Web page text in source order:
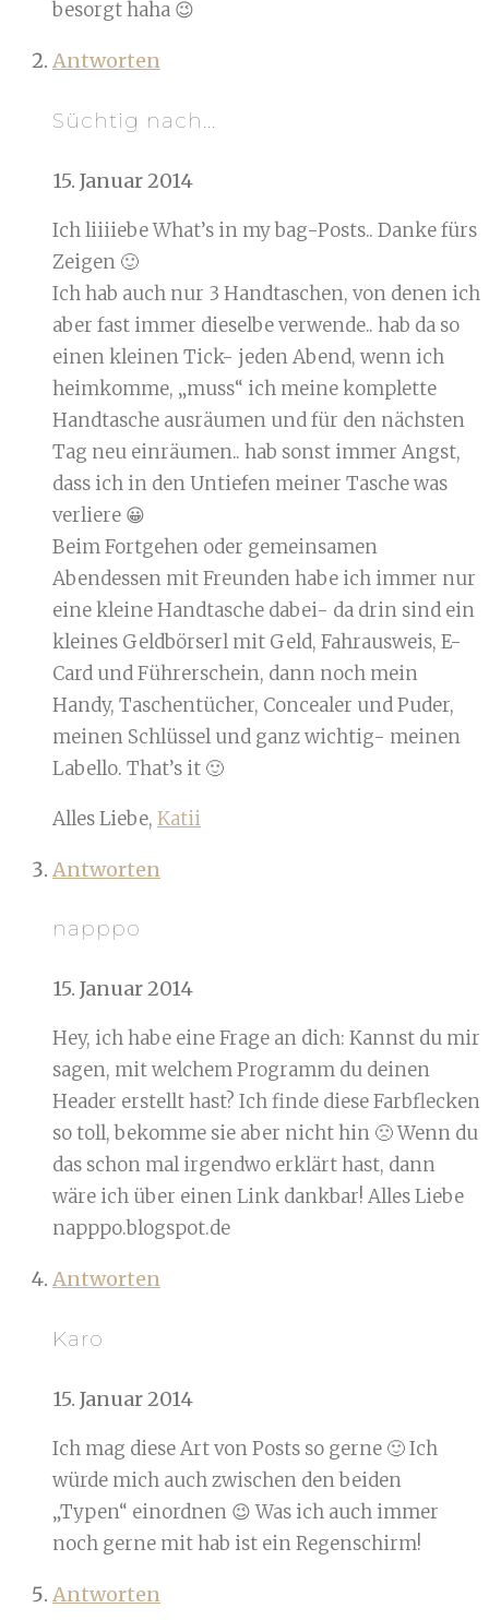
besorgt haha 😉
Antworten
Süchtig nach...
15. Januar 2014
Ich liiiiebe What’s in my bag-Posts.. Danke fürs
Zeigen 🙂
Ich hab auch nur 3 Handtaschen, von denen ich
aber fast immer dieselbe verwende.. hab da so
einen kleinen Tick- jeden Abend, wenn ich
heimkomme, „muss“ ich meine komplette
Handtasche ausräumen und für den nächsten
Tag neu einräumen.. hab sonst immer Angst,
dass ich in den Untiefen meiner Tasche was
verliere 😀
Beim Fortgehen oder gemeinsamen
Abendessen mit Freunden habe ich immer nur
eine kleine Handtasche dabei- da drin sind ein
kleines Geldbörserl mit Geld, Fahrausweis, E-
Card und Führerschein, dann noch mein
Handy, Taschentücher, Concealer und Puder,
meinen Schlüssel und ganz wichtig- meinen
Labello. That’s it 🙂
Alles Liebe, Katii
Antworten
napppo
15. Januar 2014
Hey, ich habe eine Frage an dich: Kannst du mir
sagen, mit welchem Programm du deinen
Header erstellt hast? Ich finde diese Farbflecken
so toll, bekomme sie aber nicht hin 🙁 Wenn du
das schon mal irgendwo erklärt hast, dann
wäre ich über einen Link dankbar! Alles Liebe
napppo.blogspot.de
Antworten
Karo
15. Januar 2014
Ich mag diese Art von Posts so gerne 🙂 Ich
würde mich auch zwischen den beiden
„Typen“ einordnen 😉 Was ich auch immer
noch gerne mit hab ist ein Regenschirm!
Antworten